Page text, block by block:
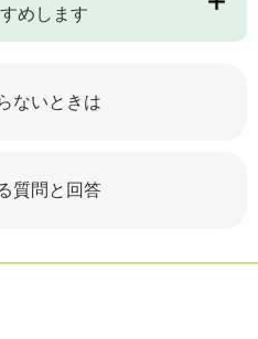
めします
ないときは
質問と回答